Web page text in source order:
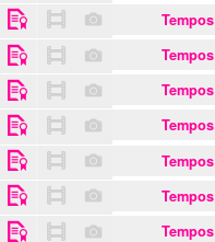
Tempos
Tempos
Tempos
Tempos
Tempos
Tempos
Tempos